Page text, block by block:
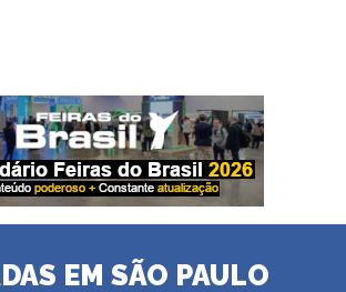
EM SÃO PAULO